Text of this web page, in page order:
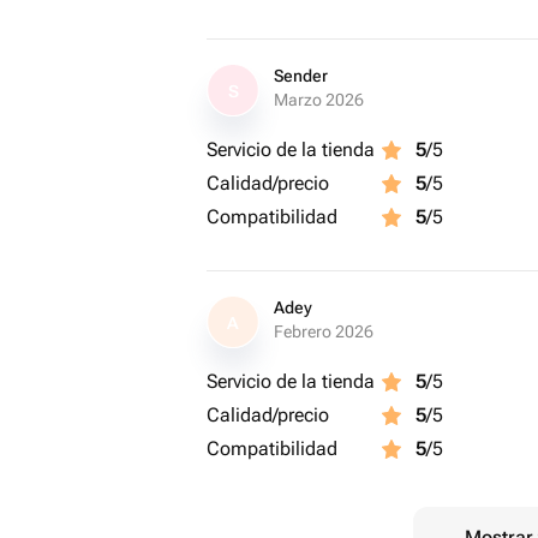
Закажите сейчас — и пусть ваши
акцентом.
Sender
Marzo 2026
Servicio de la tienda 5/5
Calidad/precio
5/5
Compatibilidad
5/5
A
Adey
Febrero 2026
Servicio de la tienda 5/5
Calidad/precio
5/5
Compatibilidad
5/5